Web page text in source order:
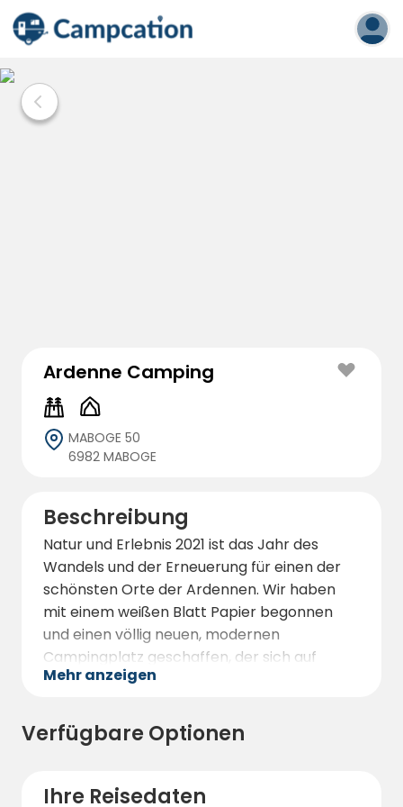
Ardenne Camping
MABOGE 50
6982 MABOGE
Beschreibung
Natur und Erlebnis 2021 ist das Jahr des
Wandels und der Erneuerung für einen der
schönsten Orte der Ardennen. Wir haben
mit einem weißen Blatt Papier begonnen
und einen völlig neuen, modernen
Campingplatz geschaffen, der sich auf
Wohnwagen, Zelte und auch Glamping
unserem neuen Campingplatz zu Ehren
kommen. Jeder Wohnwagen, jedes Zelt und
privaten Stellplatz haben, auf dem sich jeder
Mehr anzeigen
Verfügbare Optionen
Ihre Reisedaten